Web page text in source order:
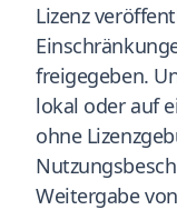
Lizenz
freigegeben.
lokal oder auf
ohne
Weitergabe